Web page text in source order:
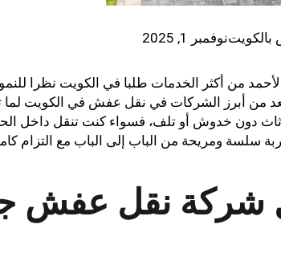
نوفمبر 1, 2025
من أكثر الخدمات طلبا في الكويت نظرا
من أبرز الشركات في نقل عفش في الكويت لما
دون خدوش أو تلف، فسواء كنت تنقل داخل
سلسة ومريحة من الباب إلى الباب مع التزام
شركة نقل عفش